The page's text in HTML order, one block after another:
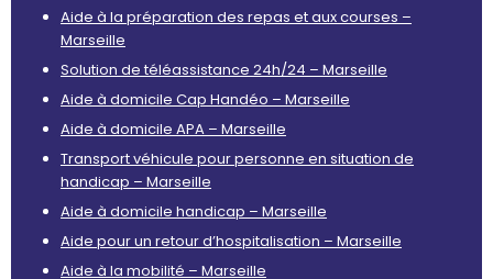
Aide à la préparation des repas et aux courses –
Marseille
Solution de téléassistance 24h/24 – Marseille
Aide à domicile Cap Handéo – Marseille
Aide à domicile APA – Marseille
Transport véhicule pour personne en situation de
handicap – Marseille
Aide à domicile handicap – Marseille
Aide pour un retour d’hospitalisation – Marseille
Aide à la mobilité – Marseille